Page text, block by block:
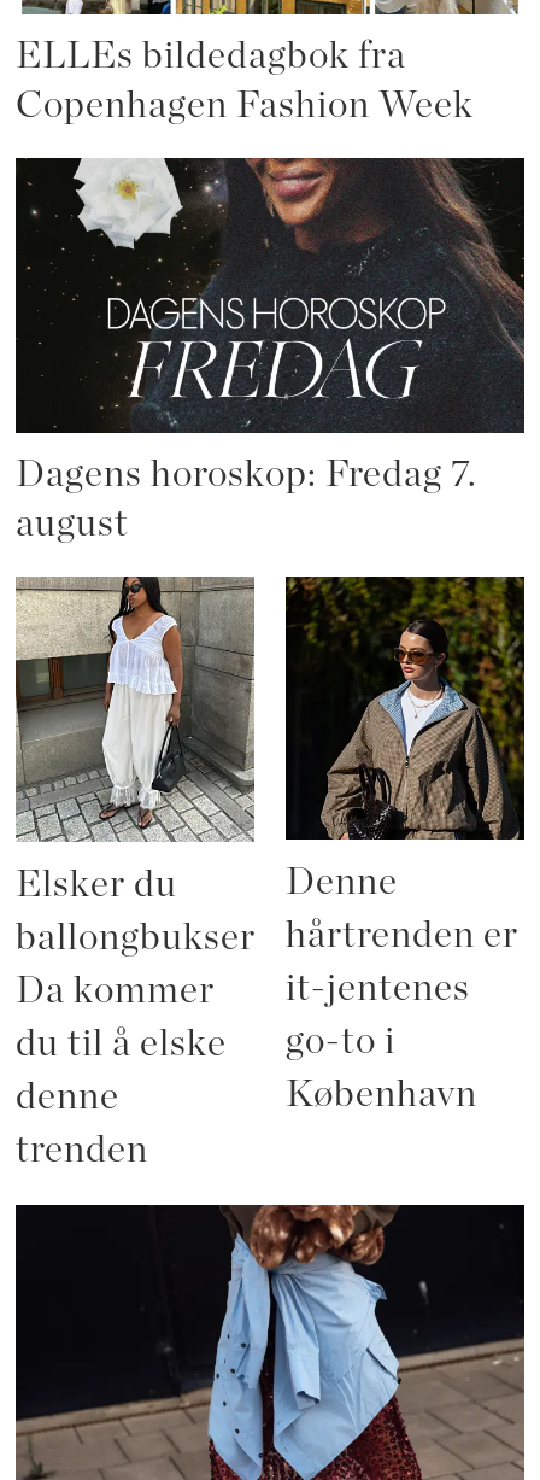
ELLEs bildedagbok fra
Copenhagen Fashion Week
Dagens horoskop: Fredag 7.
august
Elsker du
ballongbukser?
Da kommer
du til å elske
denne
trenden
Denne
hårtrenden er
it-jentenes
go-to i
København